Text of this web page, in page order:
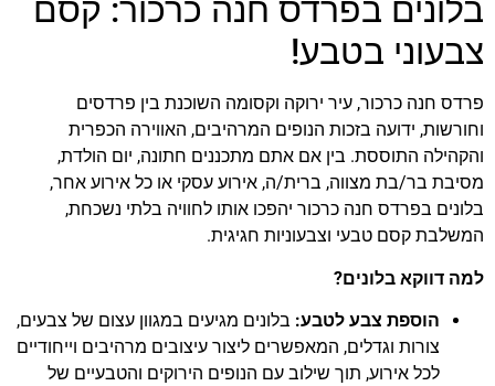
format_underlined הוסף קו תחתון לקישורים
font_download סמן קישורים
לאפס
את
כל
האפשרויות
cached
בלונים בפרדס חנה כרכור: קסם
צבעוני בטבע!
פרדס חנה כרכור, עיר ירוקה וקסומה השוכנת בין פרדסים
וחורשות, ידועה בזכות הנופים המרהיבים, האווירה הכפרית
והקהילה התוססת. בין אם אתם מתכננים חתונה, יום הולדת,
מסיבת בר/בת מצווה, ברית/ה, אירוע עסקי או כל אירוע אחר,
בלונים בפרדס חנה כרכור יהפכו אותו לחוויה בלתי נשכחת,
המשלבת קסם טבעי וצבעוניות חגיגית.
למה דווקא בלונים?
הוספת צבע לטבע: בלונים מגיעים במגוון עצום של צבעים,
צורות וגדלים, המאפשרים ליצור עיצובים מרהיבים וייחודיים
לכל אירוע, תוך שילוב עם הנופים הירוקים והטבעיים של